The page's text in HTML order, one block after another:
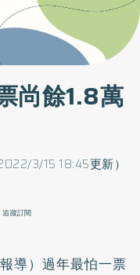
尚餘1.8萬
3/15 18:45更新）
追蹤訂閱
導）過年最怕一票